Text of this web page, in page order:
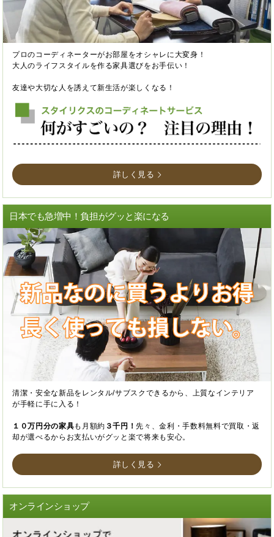
プロのコーディネーターがお部屋をオシャレに大変身！
大人のライフスタイルを作る家具選びをお手伝い！
友達や大切な人を誘えて新生活が楽しくなる！
詳しく見る
日本でも急増中！負担がグッと楽になる
清潔・安全な新品をレンタル/サブスクできるから、上質なインテリア
が手軽に手に入る！
１０万円分の家具も月額約 ３千円！先々、金利・手数料無料で買取・返
却が選べるからお支払いがグッと楽で将来も安心。
詳しく見る
オンラインショップ